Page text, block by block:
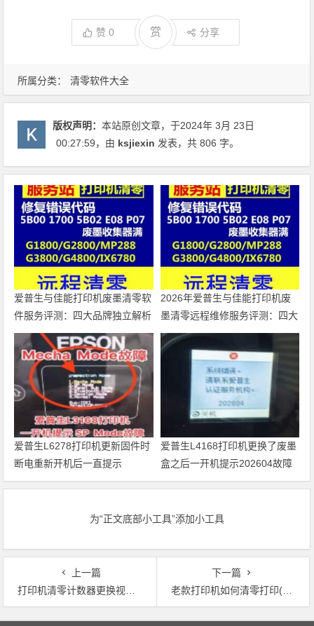
所属分类： 清零软件大全
赞0 赏 分享
版权声明：本站原创文章，于2024年 3月 23日
00:27:59，由 ksjiexin 发表，共 806 字。
爱普生与佳能打印机废墨清零软
件服务评测：四大品牌独立解析
2026年爱普生与佳能打印机废
墨清零远程维修服务评测：四大
品牌独立解析
爱普生L6278打印机更新固件时
断电重新开机后一直提示
Recovery Mode故障
爱普生L4168打印机更换了废墨
盒之后一开机提示202604故障
代码维修
为“正文底部小工具”添加小工具
上一篇
打印机清零计数器更换视频(打印机清零计数器教程视频：更换计数器 50字以下)
下一篇
老款打印机如何清零打印(老式打印机如何重置打印计数？)
文章导航